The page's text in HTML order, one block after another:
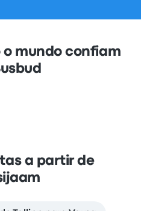
o mundo confiam
a partir de